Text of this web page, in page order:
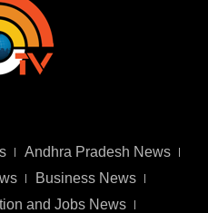
Andhra Pradesh News
Business News
and Jobs News